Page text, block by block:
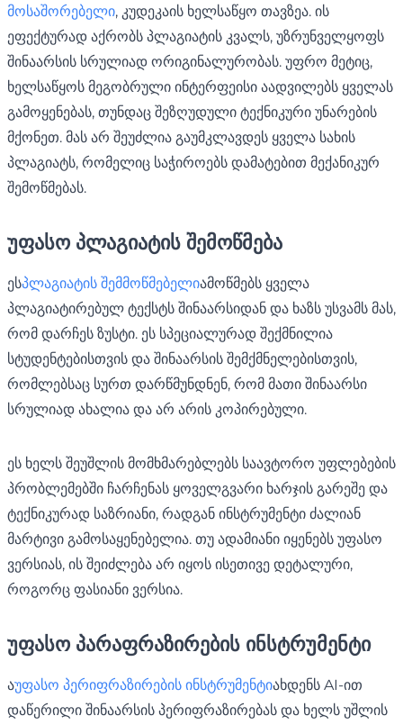
მოსაშორებელი, კუდეკაის ხელსაწყო თავზეა. ის
ეფექტურად აქრობს პლაგიატის კვალს, უზრუნველყოფს
შინაარსის სრულიად ორიგინალურობას. უფრო მეტიც,
ხელსაწყოს მეგობრული ინტერფეისი აადვილებს ყველას
გამოყენებას, თუნდაც შეზღუდული ტექნიკური უნარების
მქონეთ. მას არ შეუძლია გაუმკლავდეს ყველა სახის
პლაგიატს, რომელიც საჭიროებს დამატებით მექანიკურ
შემოწმებას.
უფასო პლაგიატის შემოწმება
ესპლაგიატის შემმოწმებელიამოწმებს ყველა
პლაგიატირებულ ტექსტს შინაარსიდან და ხაზს უსვამს მას,
რომ დარჩეს ზუსტი. ეს სპეციალურად შექმნილია
სტუდენტებისთვის და შინაარსის შემქმნელებისთვის,
რომლებსაც სურთ დარწმუნდნენ, რომ მათი შინაარსი
სრულიად ახალია და არ არის კოპირებული.
ეს ხელს შეუშლის მომხმარებლებს საავტორო უფლებების
პრობლემებში ჩარჩენას ყოველგვარი ხარჯის გარეშე და
ტექნიკურად საზრიანი, რადგან ინსტრუმენტი ძალიან
მარტივი გამოსაყენებელია. თუ ადამიანი იყენებს უფასო
ვერსიას, ის შეიძლება არ იყოს ისეთივე დეტალური,
როგორც ფასიანი ვერსია.
უფასო პარაფრაზირების ინსტრუმენტი
აუფასო პერიფრაზირების ინსტრუმენტიახდენს AI-ით
დაწერილი შინაარსის პერიფრაზირებას და ხელს უშლის